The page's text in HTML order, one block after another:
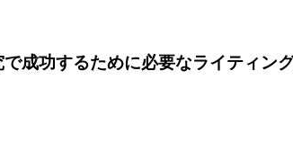
成功するために必要なライティン